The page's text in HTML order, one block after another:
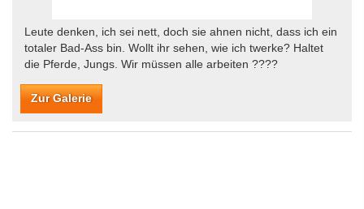
Leute denken, ich sei nett, doch sie ahnen nicht, dass ich ein
totaler Bad-Ass bin. Wollt ihr sehen, wie ich twerke? Haltet
die Pferde, Jungs. Wir müssen alle arbeiten ????
Zur Galerie